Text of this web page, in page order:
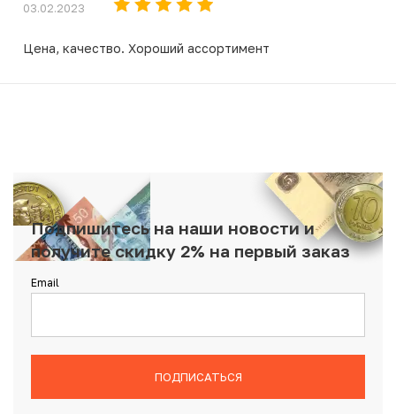
03.02.2023
Цена, качество. Хороший ассортимент
Подпишитесь на наши новости и
получите скидку 2% на первый заказ
Email
ПОДПИСАТЬСЯ